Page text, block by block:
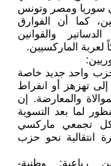
سوريا ومصر وتونس
كما أن الفوارق
والقوانين
لعربة الماركسيين.
حزب واحد جديد خاصة
تهزهز أو انفراط
والمعارضة. إن
لما بعد التسوية
تجمعي ماركسي
انتقالية نحو حزب
رباعية: وطنية-